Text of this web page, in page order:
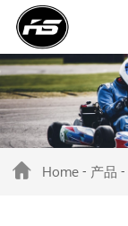
Home - 产品 -